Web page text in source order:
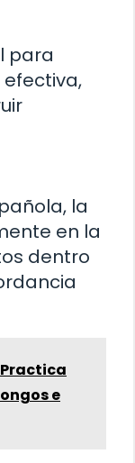
para
la
en la
dentro
Practica
e